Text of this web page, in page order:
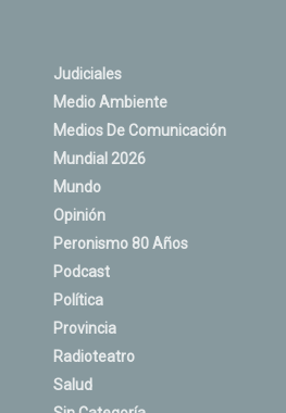
Judiciales
Medio Ambiente
Medios De Comunicación
Mundial 2026
Mundo
Opinión
Peronismo 80 Años
Podcast
Política
Provincia
Radioteatro
Salud